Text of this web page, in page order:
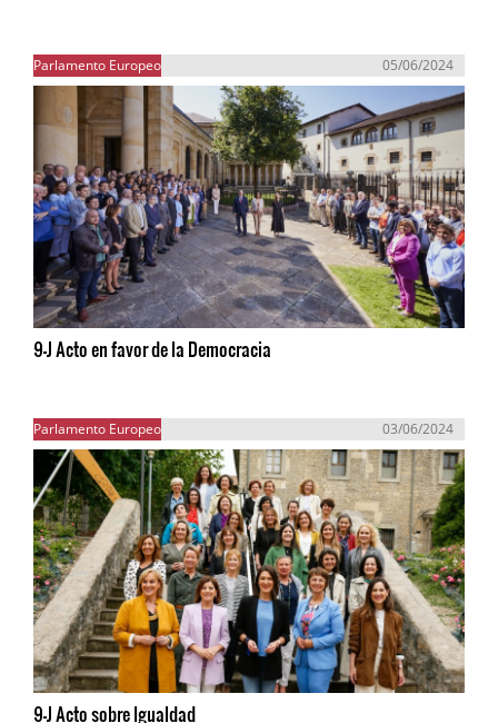
Parlamento Europeo 05/06/2024
9-J Acto en favor de la Democracia
Parlamento Europeo 03/06/2024
9-J Acto sobre Igualdad